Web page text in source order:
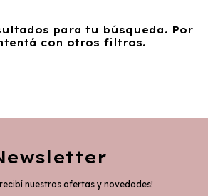
para tu búsqueda. Por
con otros filtros.
nuestras ofertas y novedades!